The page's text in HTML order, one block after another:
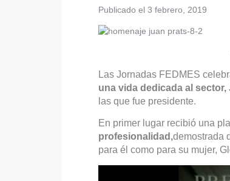
Publicado el 3 febrero, 2019
Las Jornadas FEDMES
una vida dedicada al
las que fue presidente.
En primer lugar recibió una
profesionalidad,demostrada
para él como para su mujer,